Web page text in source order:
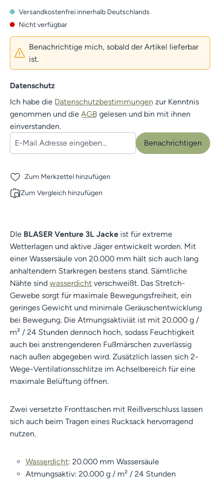
Versandkostenfrei innerhalb Deutschlands
Nicht verfügbar
Benachrichtige mich, sobald der Artikel lieferbar
ist.
Datenschutz
Ich habe die Datenschutzbestimmungen zur Kenntnis
genommen und die AGB gelesen und bin mit ihnen
einverstanden.
Benachrichtigen
Zum Merkzettel hinzufügen
Zum Vergleich hinzufügen
DIe BLASER Venture 3L Jacke ist für extreme
Wetterlagen und aktive Jäger entwickelt worden. Mit
einer Wassersäule von 20.000 mm hält sich auch lang
anhaltendem Starkregen bestens stand. Sämtliche
Nähte sind wasserdicht verschweißt. Das Stretch-
Gewebe sorgt für maximale Bewegungsfreiheit, ein
geringes Gewicht und minimale Geräuschentwicklung
bei Bewegung. Die Atmungsaktiviät ist mit 20.000 g /
m² / 24 Stunden dennoch hoch, sodass Feuchtigkeit
auch bei anstrengenderen Fußmärschen zuverlässig
nach außen abgegeben wird. Zusätzlich lassen sich 2-
Wege-Ventilationsschlitze im Achselbereich für eine
maximale Belüftung öffnen.
Zwei versetzte Fronttaschen mit Reißverschluss lassen
sich auch beim Tragen eines Rucksack hervorragend
nutzen.
Wasserdicht: 20.000 mm Wassersäule
Atmungsaktiv: 20.000 g / m² / 24 Stunden